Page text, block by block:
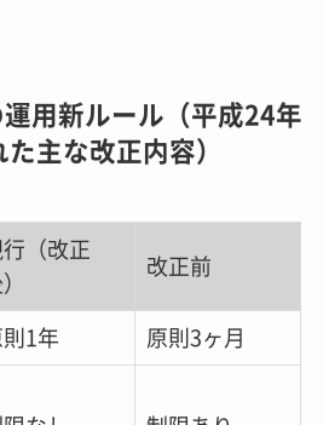
用新ルール（平成24年
主な改正内容）
（改正
改正前
則1年 原則3ヶ月